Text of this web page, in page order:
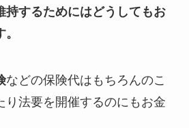
持するためにはどうしてもお
などの保険代はもちろんのこ
り法要を開催するのにもお金